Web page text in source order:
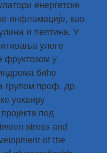
енергетске
инфламације, као
и лептина. У
улоге
фруктозом у
биће
групом проф. др
уоквиру
под
stress and
of the